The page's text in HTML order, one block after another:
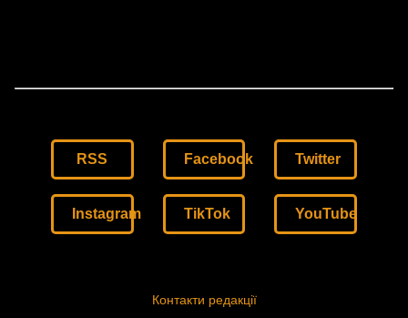
RSS Facebook Twitter
Instagram TikTok YouTube
Контакти редакції